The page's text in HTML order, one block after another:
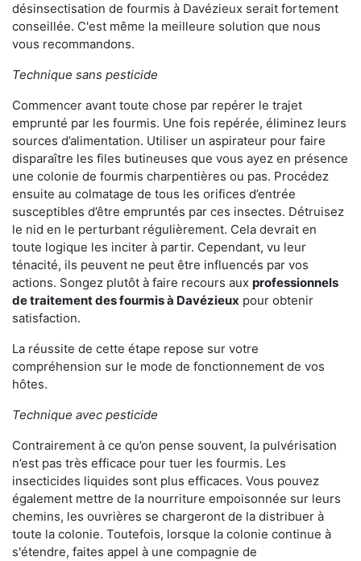
désinsectisation de fourmis à Davézieux serait fortement
conseillée. C'est même la meilleure solution que nous
vous recommandons.
Technique sans pesticide
Commencer avant toute chose par repérer le trajet
emprunté par les fourmis. Une fois repérée, éliminez leurs
sources d’alimentation. Utiliser un aspirateur pour faire
disparaître les files butineuses que vous ayez en présence
une colonie de fourmis charpentières ou pas. Procédez
ensuite au colmatage de tous les orifices d’entrée
susceptibles d’être empruntés par ces insectes. Détruisez
le nid en le perturbant régulièrement. Cela devrait en
toute logique les inciter à partir. Cependant, vu leur
ténacité, ils peuvent ne peut être influencés par vos
actions. Songez plutôt à faire recours aux professionnels
de traitement des fourmis à Davézieux pour obtenir
satisfaction.
La réussite de cette étape repose sur votre
compréhension sur le mode de fonctionnement de vos
hôtes.
Technique avec pesticide
Contrairement à ce qu’on pense souvent, la pulvérisation
n’est pas très efficace pour tuer les fourmis. Les
insecticides liquides sont plus efficaces. Vous pouvez
également mettre de la nourriture empoisonnée sur leurs
chemins, les ouvrières se chargeront de la distribuer à
toute la colonie. Toutefois, lorsque la colonie continue à
s'étendre, faites appel à une compagnie de